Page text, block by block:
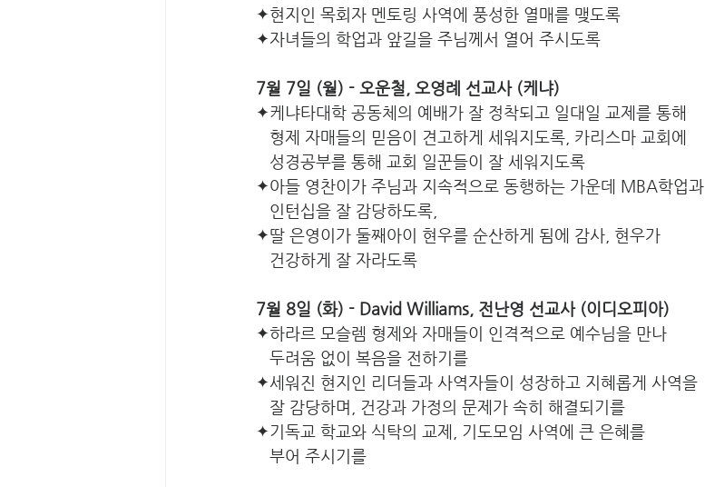
✦현지인 목회자 멘토링 사역에 풍성한 열매를 맺도록
✦자녀들의 학업과 앞길을 주님께서 열어 주시도록
7월 7일 (월) - 오운철, 오영례 선교사 (케냐)
✦케냐타대학 공동체의 예배가 잘 정착되고 일대일 교제를 통해
형제 자매들의 믿음이 견고하게 세워지도록, 카리스마 교회에
성경공부를 통해 교회 일꾼들이 잘 세워지도록
✦아들 영찬이가 주님과 지속적으로 동행하는 가운데 MBA학업과
인턴십을 잘 감당하도록,
✦딸 은영이가 둘째아이 현우를 순산하게 됨에 감사, 현우가
건강하게 잘 자라도록
7월 8일 (화) - David Williams, 전난영 선교사 (이디오피아)
✦하라르 모슬렘 형제와 자매들이 인격적으로 예수님을 만나
두려움 없이 복음을 전하기를
✦세워진 현지인 리더들과 사역자들이 성장하고 지혜롭게 사역을
잘 감당하며, 건강과 가정의 문제가 속히 해결되기를
✦기독교 학교와 식탁의 교제, 기도모임 사역에 큰 은혜를
부어 주시기를